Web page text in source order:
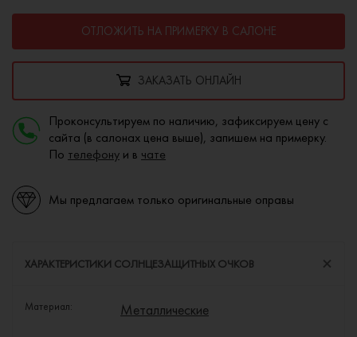
ОТЛОЖИТЬ НА ПРИМЕРКУ В САЛОНЕ
ЗАКАЗАТЬ ОНЛАЙН
Проконсультируем по наличию, зафиксируем цену с
сайта (в салонах цена выше), запишем на примерку.
По телефону и в чате
Мы предлагаем только оригинальные оправы
ХАРАКТЕРИСТИКИ СОЛНЦЕЗАЩИТНЫХ ОЧКОВ
Материал: Металлические